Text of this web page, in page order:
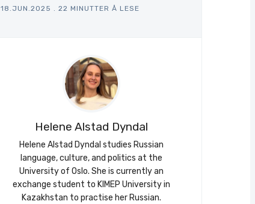
18.JUN.2025 . 22 MINUTTER Å LESE
Helene Alstad Dyndal
Helene Alstad Dyndal studies Russian
language, culture, and politics at the
University of Oslo. She is currently an
exchange student to KIMEP University in
Kazakhstan to practise her Russian.